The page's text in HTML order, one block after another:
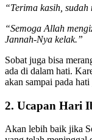
“Terima kasih,
“Semoga Allah
Jannah-Nya kelak.”
Sobat juga bisa
ada di dalam hati.
akan sampai pada
2. Ucapan Hari
Akan lebih baik jika